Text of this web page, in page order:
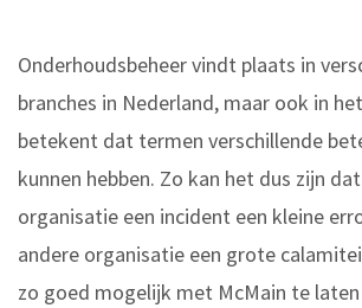
Onderhoudsbeheer vindt plaats in
branches in Nederland, maar ook in
betekent dat termen verschillende
kunnen hebben. Zo kan het dus zijn
organisatie een incident een kleine
andere organisatie een grote
zo goed mogelijk met McMain te laten